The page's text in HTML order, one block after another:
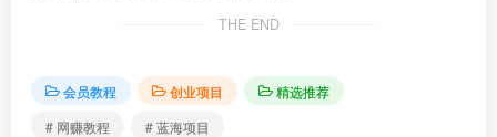
THE END
会员教程 创业项目
精选推荐
# 网赚教程
# 蓝海项目